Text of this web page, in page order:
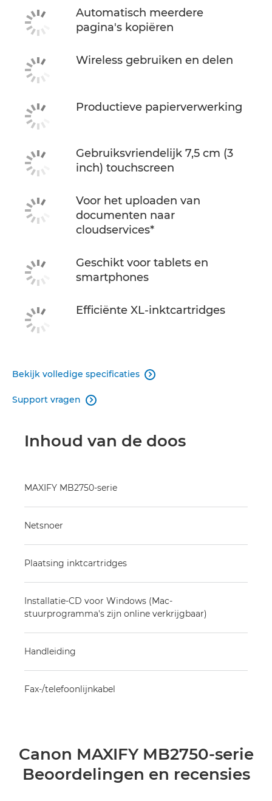
Automatisch meerdere
pagina's kopiëren
Wireless gebruiken en delen
Productieve papierverwerking
Gebruiksvriendelijk 7,5 cm (3
inch) touchscreen
Voor het uploaden van
documenten naar
cloudservices*
Geschikt voor tablets en
smartphones
Efficiënte XL-inktcartridges
Bekijk volledige specificaties 
Support vragen 
Inhoud van de doos
MAXIFY MB2750-serie
Netsnoer
Plaatsing inktcartridges
Installatie-CD voor Windows (Mac-
stuurprogramma's zijn online verkrijgbaar)
Handleiding
Fax-/telefoonlijnkabel
Canon MAXIFY MB2750-serie
Beoordelingen en recensies